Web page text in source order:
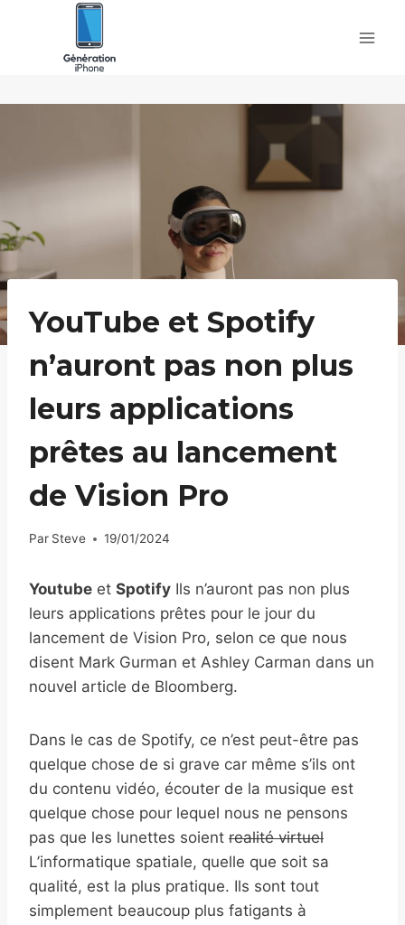
YouTube et Spotify
n’auront pas non plus
leurs applications
prêtes au lancement
de Vision Pro
Par Steve 19/01/2024
Youtube et Spotify Ils n’auront pas non plus
leurs applications prêtes pour le jour du
lancement de Vision Pro, selon ce que nous
disent Mark Gurman et Ashley Carman dans un
nouvel article de Bloomberg.
Dans le cas de Spotify, ce n’est peut-être pas
quelque chose de si grave car même s’ils ont
du contenu vidéo, écouter de la musique est
quelque chose pour lequel nous ne pensons
pas que les lunettes soient realité virtuel
L’informatique spatiale, quelle que soit sa
qualité, est la plus pratique. Ils sont tout
simplement beaucoup plus fatigants à